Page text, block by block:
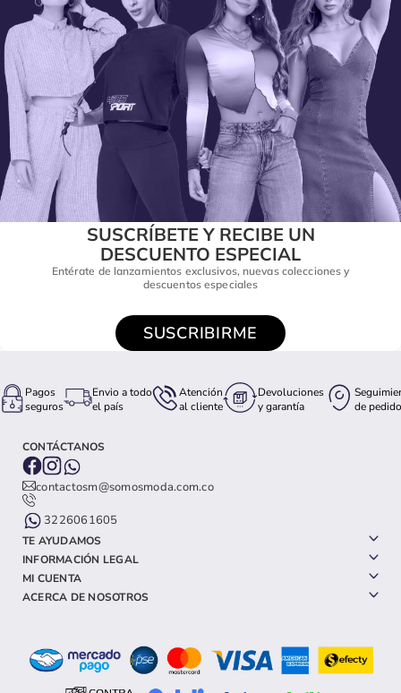
SUSCRÍBETE Y RECIBE UN
DESCUENTO ESPECIAL
Entérate de lanzamientos exclusivos, nuevas colecciones y
descuentos especiales
SUSCRIBIRME
Pagos
seguros
Envio a todo
el país
Atención
al cliente
Devoluciones
y garantía
de pedido
CONTÁCTANOS
contactosm@somosmoda.com.co
3226061605
TE AYUDAMOS
INFORMACIÓN LEGAL
MI CUENTA
ACERCA DE NOSOTROS